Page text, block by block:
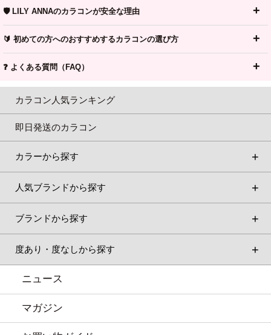
🛡️ LILY ANNAのカラコンが安全な理由
🔰 初めての方へのおすすめするカラコンの選び方
❓ よくある質問（FAQ）
カラコン人気ランキング
即日発送のカラコン
カラーから探す
人気ブランドから探す
ブランドから探す
度あり・度なしから探す
ニュース
マガジン